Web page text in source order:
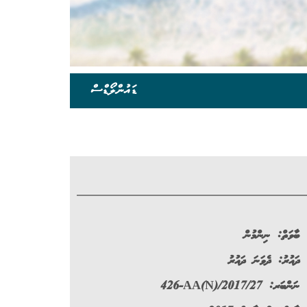
ޑައުންލޯޑްސް
ބާވަތް: ނިންމުން
ދައުރު:ދެވަނަ ދައުރު
ނަންބަރ:426-AA(N)/2017/27